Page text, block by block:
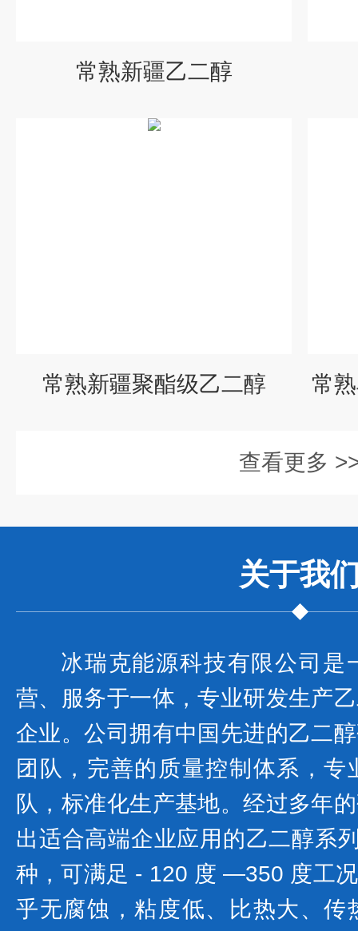
常熟新疆乙二醇
常熟新疆聚酯级乙二醇 常
查看更多
关于我
冰瑞克能源科技有限公司是
营、服务于一体，专业研发生产
企业。公司拥有中国先进的乙二
团队，完善的质量控制体系，
队，标准化生产基地。经过多年
出适合高端企业应用的乙二醇系
种，可满足 - 120 度 —350 度工
乎无腐蚀，粘度低、比热大、传